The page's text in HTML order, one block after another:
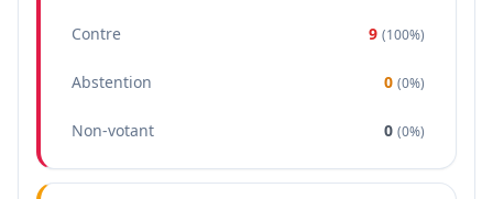
Contre 9 (100%)
Abstention 0 (0%)
Non-votant 0 (0%)